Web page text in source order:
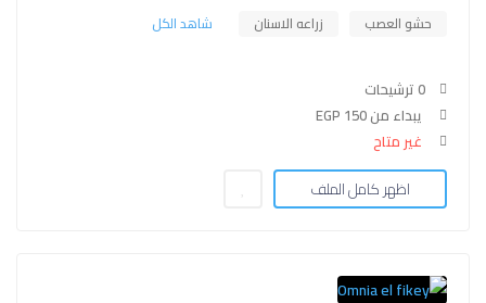
حشو العصب
زراعه الاسنان شاهد الكل
0 ترشيحات
يبداء من EGP 150
غير متاح
اظهر كامل الملف